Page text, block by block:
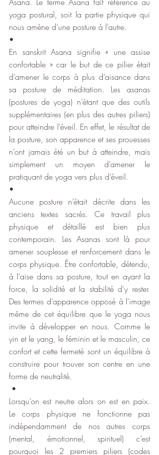
yoga postural, soit la partie physique qui
nous amène d’une posture à l’autre.
•
En sanskrit Asana signifie « une assise
confortable » car le but de ce pilier était
d’amener le corps à plus d’aisance dans
sa posture de méditation. Les asanas
(postures de yoga) n’étant que des outils
supplémentaires (en plus des autres piliers)
pour atteindre l’éveil. En effet, le résultat de
la posture, son apparence et ses prouesses
n’ont jamais été un but à atteindre, mais
simplement un moyen d’amener le
pratiquant de yoga vers plus d’éveil.
•
Aucune posture n’était décrite dans les
anciens textes sacrés. Ce travail plus
physique et détaillé est bien plus
contemporain. Les Asanas sont là pour
amener souplesse et renforcement dans le
corps physique. Être confortable, détendu,
à l’aise dans sa posture, tout en ayant la
force, la solidité et la stabilité d’y rester.
Des termes d’apparence opposé à l’image
même de cet équilibre que le yoga nous
invite à développer en nous. Comme le
yin et le yang, le féminin et le masculin, ce
confort et cette fermeté sont un équilibre à
construire pour trouver son centre en une
forme de neutralité.
•
Lorsqu’on est neutre alors on est en paix.
Le corps physique ne fonctionne pas
indépendamment de nos autres corps
(mental, émotionnel, spirituel) c’est
pourquoi les 2 premiers piliers (codes